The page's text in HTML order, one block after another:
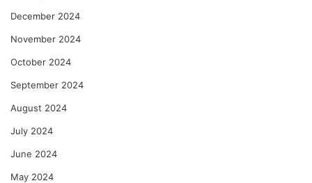
December 2024
November 2024
October 2024
September 2024
August 2024
July 2024
June 2024
May 2024